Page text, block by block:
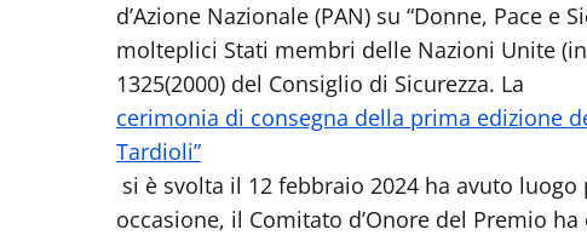
d’Azione Nazionale (PAN) su “Donne, Pace e
molteplici Stati membri delle Nazioni Unite
1325(2000) del Consiglio di Sicurezza. La
cerimonia di consegna della prima edizione
Tardioli”
si è svolta il 12 febbraio 2024 ha avuto
occasione, il Comitato d’Onore del Premio